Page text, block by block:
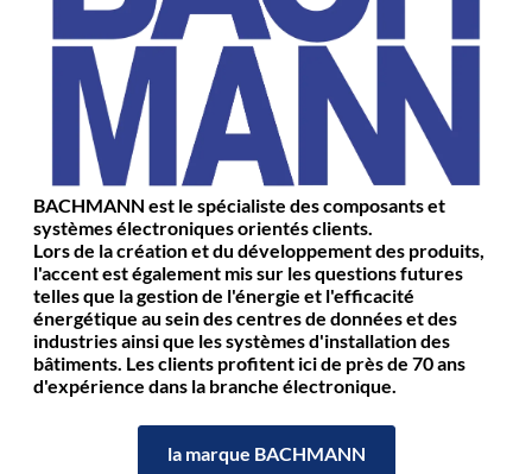
BACHMANN est le spécialiste des composants et
systèmes électroniques orientés clients.
Lors de la création et du développement des produits,
l'accent est également mis sur les questions futures
telles que la gestion de l'énergie et l'efficacité
énergétique au sein des centres de données et des
industries ainsi que les systèmes d'installation des
bâtiments. Les clients profitent ici de près de 70 ans
d'expérience dans la branche électronique.
la marque BACHMANN